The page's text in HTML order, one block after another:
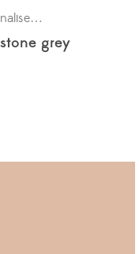
badcapes
grey